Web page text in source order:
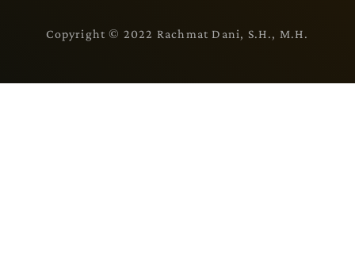
Copyright © 2022 Rachmat Dani, S.H., M.H.